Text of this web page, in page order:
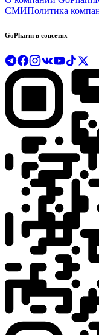
СМИПолитика
GoPharm в соцсетях